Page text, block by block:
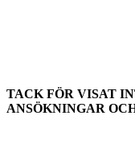
TACK FÖR VISAT
ANSÖKNINGAR